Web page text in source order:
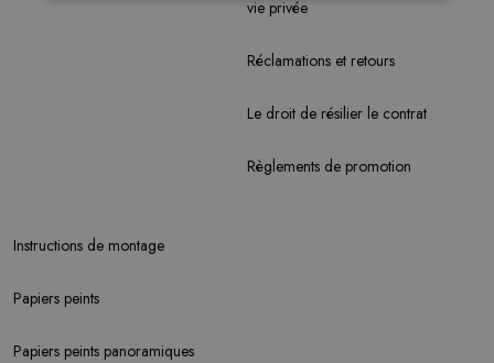
Instructions de montage
Papiers peints
Papiers peints panoramiques
vie privée
Réclamations et retours
Le droit de résilier le contrat
Règlements de promotion